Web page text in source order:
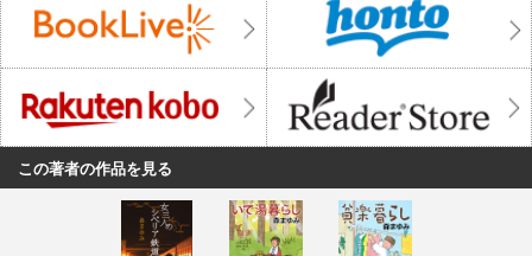
この著者の作品を見る